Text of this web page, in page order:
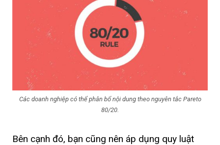
Các doanh nghiệp có thể phân bổ nội dung theo nguyên tắc Pareto
80/20.
Bên cạnh đó, bạn cũng nên áp dụng quy luật